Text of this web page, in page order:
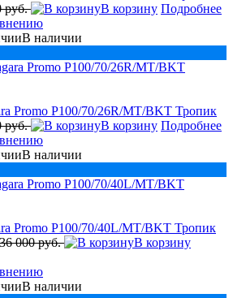
руб. В корзину Подробнее
В наличии
Promo P100/70/26R/MT/BKT Тропик
руб. В корзину Подробнее
В наличии
Promo P100/70/40L/MT/BKT Тропик
36 000 руб.
В корзину
В наличии